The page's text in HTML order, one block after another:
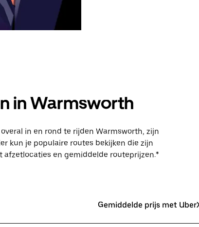
in Warmsworth
in en rond te rijden Warmsworth, zijn
kun je populaire routes bekijken die zijn
en gemiddelde routeprijzen.*
Gemiddelde prijs met